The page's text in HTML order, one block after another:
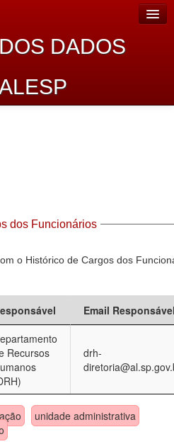
DADOS
dos Funcionários
o Histórico de Cargos dos
Email
Recursos
drh-
unidade administrativa